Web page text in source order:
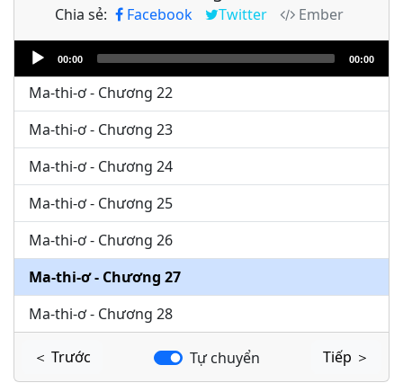
Chia sẻ: Facebook Twitter
Ember
Audio
Player
00:00 00:00
Ma-thi-ơ - Chương 20
Ma-thi-ơ - Chương 21
Ma-thi-ơ - Chương 22
Ma-thi-ơ - Chương 23
Ma-thi-ơ - Chương 24
Ma-thi-ơ - Chương 25
Ma-thi-ơ - Chương 26
Ma-thi-ơ - Chương 27
Ma-thi-ơ - Chương 28
＜ Trước Tự chuyển Tiếp ＞